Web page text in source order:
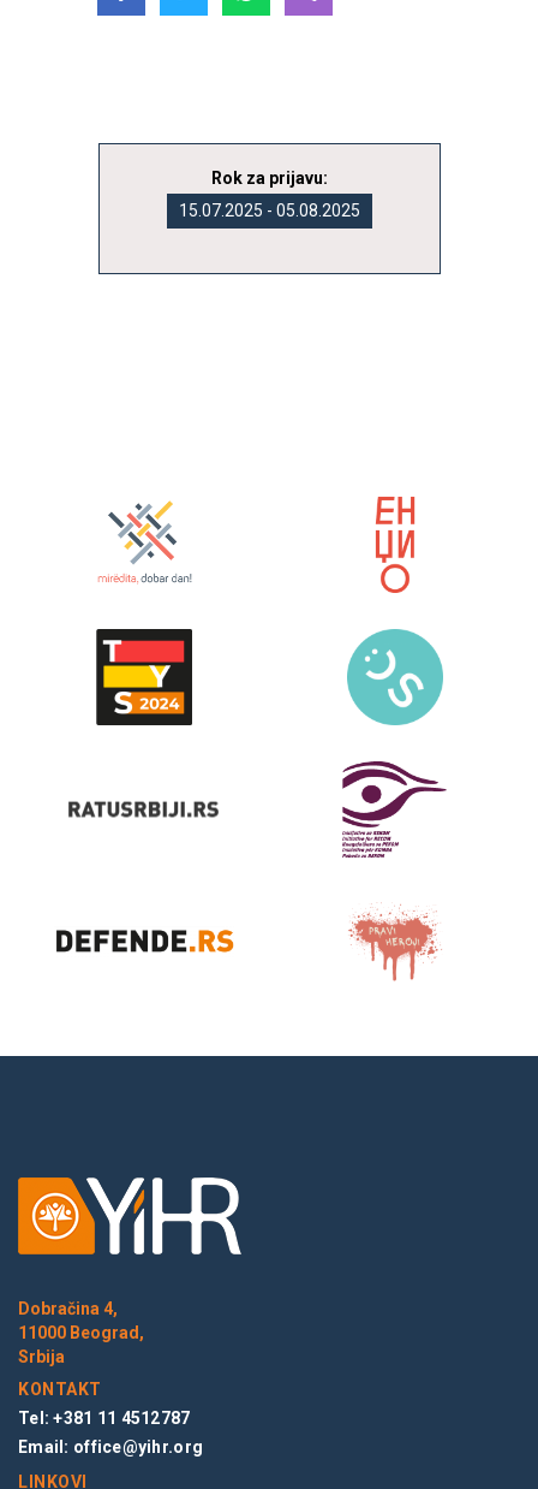
Rok za prijavu:
15.07.2025 - 05.08.2025
Dobračina 4,
11000 Beograd,
Srbija
KONTAKT
Tel: +381 11 4512787
Email: office@yihr.org
LINKOVI